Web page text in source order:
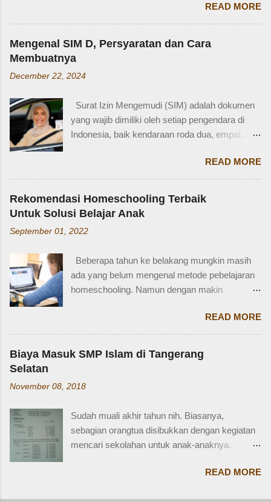
Zaidan duduk di bangku TK, saya sudah tidak
bekerja di luar rumah. Meniggalkan anak usia
segitu, sendiri di rumah, tentu saja saya terkejut.
Memang beli sayur tak lama, 5 atau 10 menit
mungkin selesai kalau tidak antri. Tapi,
orang yang punya kese...
bahasa Inggris? Salah satu contoh yang
menarik adalah bahasa Inggris sepupu
perempuan . Banyak orang mungkin tahu kata
"cousin", tapi tahukah kamu bahwa sepupu
female cousin? Memahami kosakata keluarga
percakapan santai, tetapi juga saat menulis,
traveling, bahkan dalam lingkungan kerja
internasional. Mengenal istilah keluarga akan
memperkenalkan diri atau menceritakan silsilah
keluarga. Contohnya, dalam bahasa Inggris:
Ayah = Father Ibu = Mother Kakak laki-laki =
Older brother Adik perempuan = Younger sister
Paman = Uncle Bibi = Aunt Sepupu perempuan
Seringkali, kita hanya menggunakan "cousin"
tanpa membed...
READ MORE
Mengenal SIM D, Persyaratan dan Cara
Membuatnya
December 22, 2024
Surat Izin Mengemudi (SIM) adalah dokumen
yang wajib dimiliki oleh setiap pengendara di
Indonesia, baik kendaraan roda dua, empat, dan
salah satunya adalah SIM D. Karena tidak
terlalu populer, banyak yang bertanya SIM D
untuk pengendara apa ya? Mengenal SIM D,
Persayaratan dan Cara Membuatnya
Berdasarkan webstite resmi humas.polri.go.id,
SIM D khusus dibuat untuk pengendara dengan
Disabiltas juga adalah manusia biasa yang
berhak berkendara untuk melakukan
aktifitasnya seperti mencari nafkah, menuntut
memfasilitasi dengan SIM khusus sesuai
dengan yang dibutuhkan. SIM D yang berlaku di
Indonesia dibagi menjadi dua macam yaitu SIM
SIM C, dan SIM D1 untuk pengendara mobil
dengan Perpol Nomor 5 Tahun 2021 mengenai
jenis SIM D yang belaku di Indonesia....
READ MORE
Rekomendasi Homeschooling Terbaik
Untuk Solusi Belajar Anak
September 01, 2022
Beberapa tahun ke belakang mungkin masih
ada yang belum mengenal metode pebelajaran
homeschooling. Namun dengan makin
ini, homeschooling jadi makin dikenal dan
bahkan diminati. Homeschooling merupakan
salah satu metode belajar yang sudah mulai tak
asing sekarang dan menjadi pilihan sebagian
Homeschooling adalah model pendidikan
punya tugas dan tanggung jawab penting
sebagai pengawas dan pemberi materi untuk
anak sesuai denagn minat, potensi dan bakat
kelebihan dibanding sekolah konvensional dan
READ MORE
Biaya Masuk SMP Islam di Tangerang
Selatan
November 08, 2018
Sudah muali akhir tahun nih. Biasanya,
sebagian orangtua disibukkan dengan kegiatan
mencari sekolahan untuk anak-anaknya.
swasta, sudah mulai membuka pendaftaran di
READ MORE